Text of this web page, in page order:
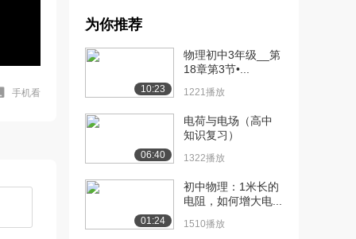
手机看
为你推荐
10:23
物理初中3年级__第
18章第3节•...
1221播放
06:40
电荷与电场（高中
知识复习）
1322播放
01:24
初中物理：1米长的
电阻，如何增大电...
1510播放